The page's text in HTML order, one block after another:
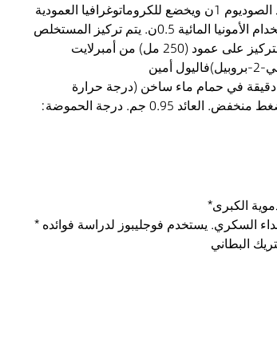
يتم تحضير المحلول بحمض الهيدروكلوريك 2ن، ويقلب لمدة 30 إلى 40 دقيقة تحت التبريد بالثلج، ويتم ضبط درجة الحموضة إلى 4.5 بمحلول هيدروكسيد الصوديوم 1ن ويخضع للكروماتوغرافيا العمودية
(250 مل) على دوكس 50 واط × 8 (نوعح +) (من إنتاج شركة داو للكيماوياتفي الولايات المتحدة الأمريكية). بعد الغسيل بالماء، يتم إجراء الاستحلاب باستخدام الأمونيا المائية 0.5ن. يتم تركيز المستخلص
تحت ضغط منخفض، ويتم كروماتوغرافيا التركيز على عمود (250 مل) من أمبرلايت CG-50 (نوعالطريق الوطني رقم 4 +) (من إنتاج شركة روهم وهاسCo. في الولايات المتحدة الأمريكية)، يليه
يضاف الإيثانول (حوالي 60 مل) إلى المنتج المجفف بالتجميد أعلاه (1.2 جم) من أمين ن- (1،3-ديهيدروكسي-2-بروبيل) فاليول، ويُسخن الخليط لمدة 30 دقيقة في حمام ماء ساخن (درجة حرارة
الحمام: 90-95 درجة مئوية)، ثم يُترك واقفًا في الثلاجة. تُسترد المادة البلورية الناتجة عن طريق الترشيح، وتُغسل بالإيثانول ثم تُجفف في مجفف تحت ضغط منخفض. العائد 0.95 جم. درجة الحموضة:
* فوجليبوز هو مثبط ألفا جلوكوزيداز، يشبه أكاربوز وميجليتول، ويستخدم لخفض ارتفاع سكر الدم بعد الوجبات (بى بى اتش جى) لدى الأشخاص المصابين بداء السكري. يستخدم فوجليبوز لدراسة فوائده